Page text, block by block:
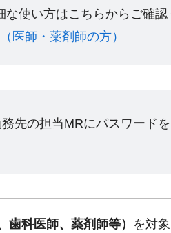
使い方はこちらからご確認
医師・薬剤師の方）​
先の担当MRにパスワード
科医師、薬剤師等）
を対